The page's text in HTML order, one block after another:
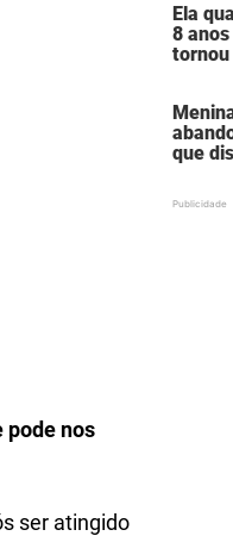
pode nos
ser atingido
Ela
8
tornou
que
atriz